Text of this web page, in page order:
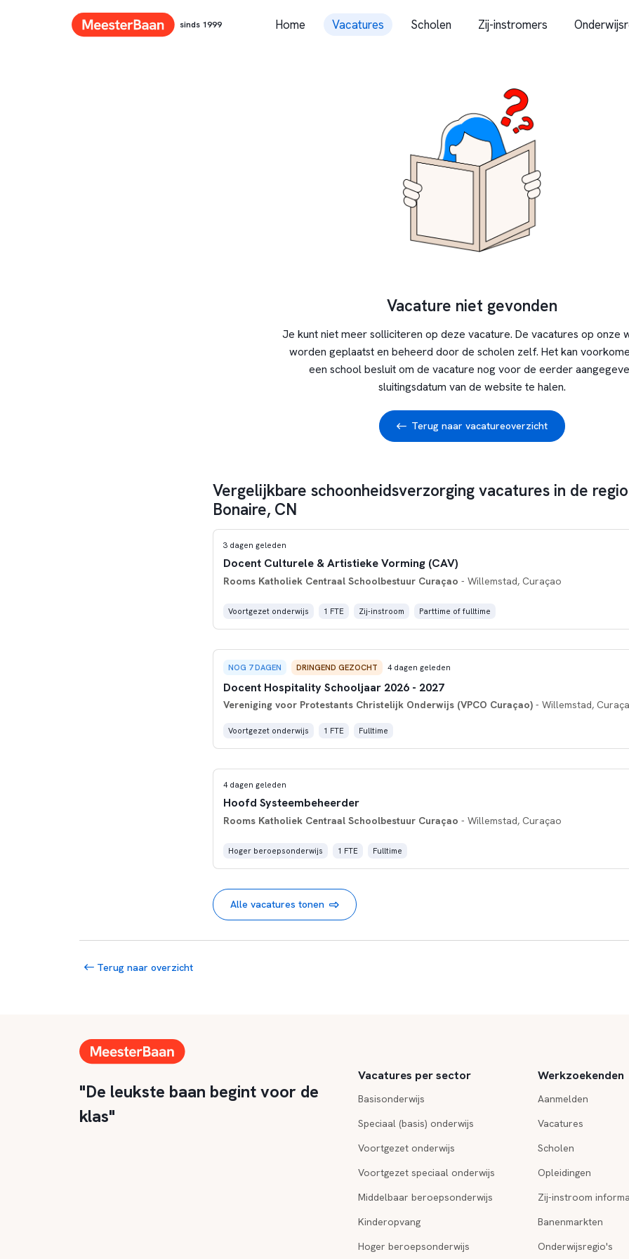
sinds 1999 Home Vacatures Scholen Zij-instromers
Vacature niet gevonden
Je kunt niet meer solliciteren op deze vacature. De vacatures op onze
worden geplaatst en beheerd door de scholen zelf. Het kan
een school besluit om de vacature nog voor de eerder
sluitingsdatum van de website te halen.
Terug naar vacatureoverzicht
Vergelijkbare schoonheidsverzorging vacatures in de
Bonaire, CN
3 dagen geleden
Docent Culturele & Artistieke Vorming (CAV)
Rooms Katholiek Centraal Schoolbestuur Curaçao - Willemstad, Curaçao
Voortgezet onderwijs 1 FTE Zij-instroom Parttime of fulltime
NOG 7 DAGEN DRINGEND GEZOCHT 4 dagen geleden
Docent Hospitality Schooljaar 2026 - 2027
Vereniging voor Protestants Christelijk Onderwijs (VPCO Curaçao)- Willemstad,
Voortgezet onderwijs 1 FTE Fulltime
4 dagen geleden
Hoofd Systeembeheerder
Rooms Katholiek Centraal Schoolbestuur Curaçao - Willemstad, Curaçao
Hoger beroepsonderwijs 1 FTE Fulltime
Alle vacatures tonen
Terug naar overzicht
"De leukste baan begint voor de
klas"
Vacatures per sector
Basisonderwijs
Speciaal (basis) onderwijs
Voortgezet onderwijs
Voortgezet speciaal onderwijs
Middelbaar beroepsonderwijs
Kinderopvang
Hoger beroepsonderwijs
Werkzoekenden
Aanmelden
Vacatures
Scholen
Opleidingen
Zij-instroom
Banenmarkten
Onderwijsregio's